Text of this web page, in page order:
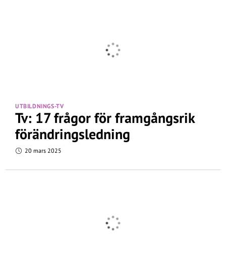
UTBILDNINGS-TV
Tv: 17 frågor för framgångsrik
förändringsledning
20 mars 2025